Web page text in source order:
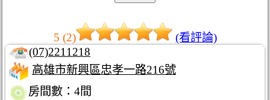
5 (2)
(看評論)
(07)2211218
高雄市新興區忠孝一路216號
房間數：4間